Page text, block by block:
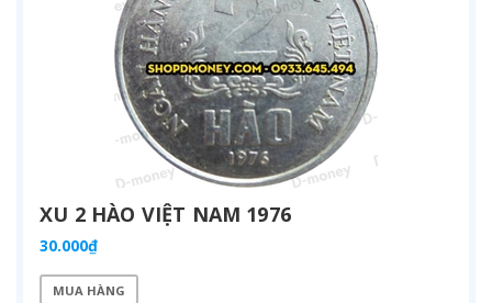
XU 2 HÀO VIỆT NAM 1976
30.000₫
MUA HÀNG